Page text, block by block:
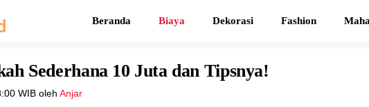
Beranda Biaya Dekorasi Fashion
Sederhana 10 Juta dan Tipsnya!
WIB oleh Anjar